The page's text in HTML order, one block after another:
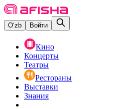
O‘zb Войти
Кино
Концерты
Театры
Рестораны
Выставки
Знания